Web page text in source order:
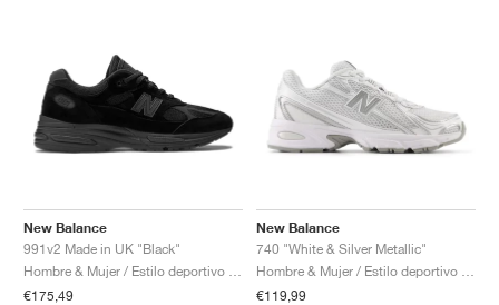
New Balance
991v2 Made in UK "Black"
€175,49
New Balance
740 "White & Silver Metallic"
€119,99